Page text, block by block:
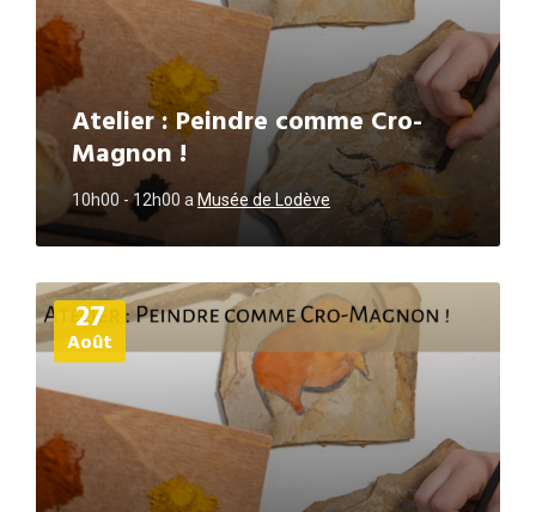
Atelier : Peindre comme Cro-
Magnon !
10h00 - 12h00 a Musée de Lodève
27
Août
Plus
d'informations